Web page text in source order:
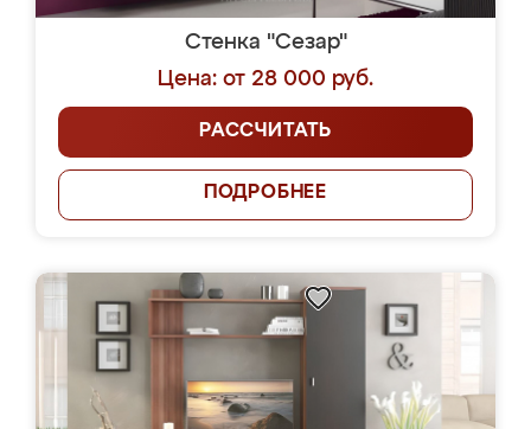
Стенка "Сезар"
Цена: от 28 000 руб.
РАССЧИТАТЬ
ПОДРОБНЕЕ